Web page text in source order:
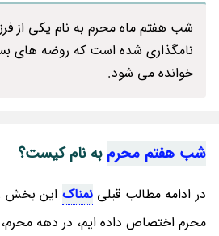
شب هفتم ماه محرم به نام یکی از
نامگذاری شده است که روضه های
خوانده می شود.
شب هفتم محرم به نام کیست؟
در ادامه مطالب قبلینمناک این بخش
محرم اختصاص داده ایم، در دهه